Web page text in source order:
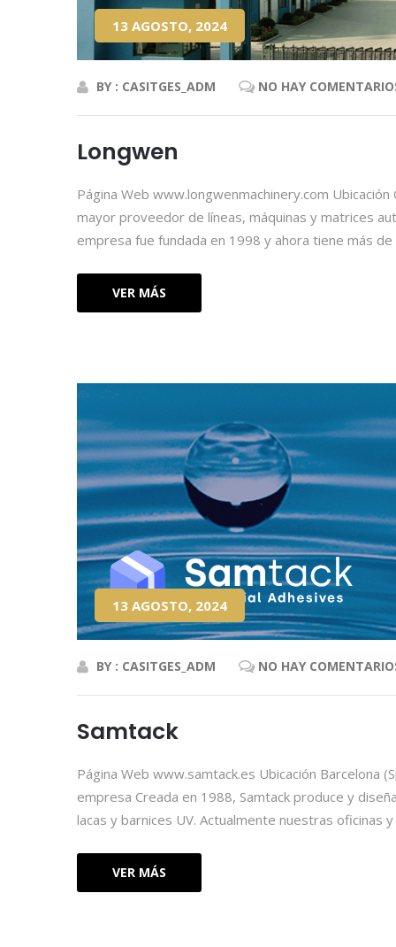
13 AGOSTO, 2024
BY : CASITGES_ADM NO HAY
Longwen
Página Web www.longwenmachinery.com
mayor proveedor de líneas, máquinas y matrices
empresa fue fundada en 1998 y ahora tiene más
VER MÁS
13 AGOSTO, 2024
BY : CASITGES_ADM NO HAY
Samtack
Página Web www.samtack.es Ubicación Barcelona
empresa Creada en 1988, Samtack produce y
lacas y barnices UV. Actualmente nuestras oficinas
VER MÁS